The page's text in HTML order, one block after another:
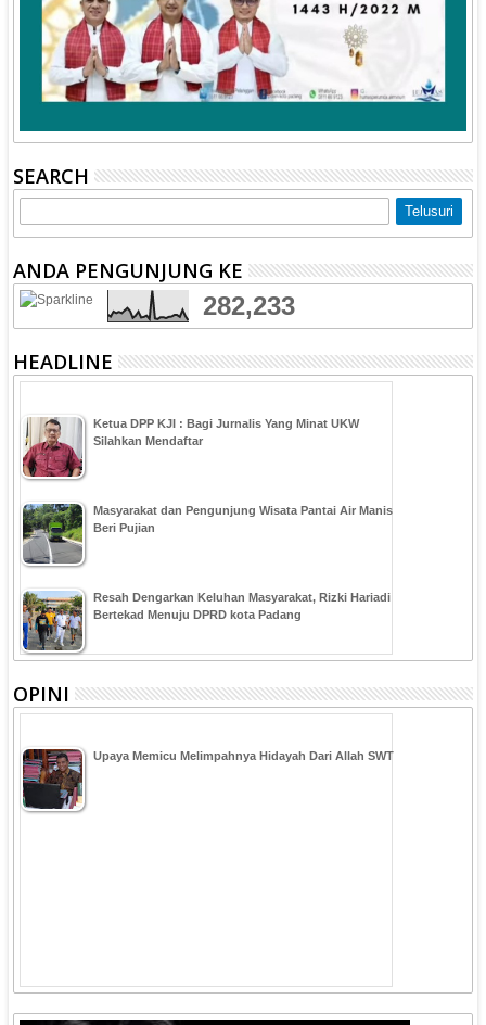
SEARCH
ANDA PENGUNJUNG KE
282,233
HEADLINE
Ketua DPP KJI : Bagi Jurnalis Yang Minat UKW
Silahkan Mendaftar
Masyarakat dan Pengunjung Wisata Pantai Air Manis
Beri Pujian
Resah Dengarkan Keluhan Masyarakat, Rizki Hariadi
Bertekad Menuju DPRD kota Padang
OPINI
Upaya Memicu Melimpahnya Hidayah Dari Allah SWT